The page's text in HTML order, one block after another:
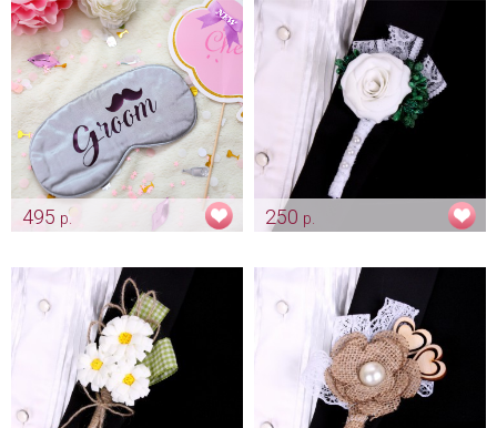
Арт: gr_0110 Арт: gr_0204
495 р.
Арт: gr_0234
250 р.
Арт: gr_0003